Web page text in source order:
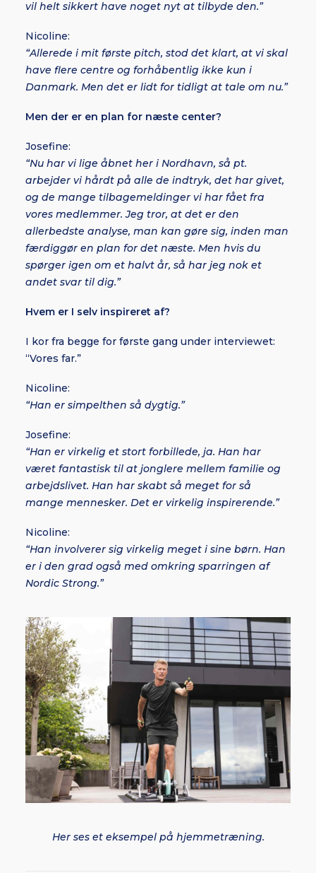
vil helt sikkert have noget nyt at tilbyde den.”
Nicoline:
“Allerede i mit første pitch, stod det klart, at vi skal
have flere centre og forhåbentlig ikke kun i
Danmark. Men det er lidt for tidligt at tale om nu.”
Men der er en plan for næste center?
Josefine:
“Nu har vi lige åbnet her i Nordhavn, så pt.
arbejder vi hårdt på alle de indtryk, det har givet,
og de mange tilbagemeldinger vi har fået fra
vores medlemmer. Jeg tror, at det er den
allerbedste analyse, man kan gøre sig, inden man
færdiggør en plan for det næste. Men hvis du
spørger igen om et halvt år, så har jeg nok et
andet svar til dig.”
Hvem er I selv inspireret af?
I kor fra begge for første gang under interviewet:
“Vores far.”
Nicoline:
“Han er simpelthen så dygtig.”
Josefine:
“Han er virkelig et stort forbillede, ja. Han har
været fantastisk til at jonglere mellem familie og
arbejdslivet. Han har skabt så meget for så
mange mennesker. Det er virkelig inspirerende.”
Nicoline:
“Han involverer sig virkelig meget i sine børn. Han
er i den grad også med omkring sparringen af
Nordic Strong.”
Her ses et eksempel på hjemmetræning.